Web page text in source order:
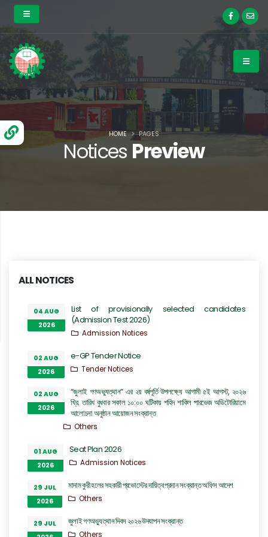
Notices Preview
HOME PAGES
ALL NOTICES
04 AUG
2026
List of provisionally selected candidates
(Admission Test 2026)
Admission Notices
02 AUG
2026
e-GP Tender Notice
Tender Notices
02 AUG
2026
“জুলাই গণঅভ্যুত্থান” এর ২য় বর্ষপূর্তি উপলক্ষ্যে আগামী ৫ই আগস্ট, ২০২৬
খ্রি. তারিখ বুধবার সকাল ১০:০০ ঘটিকায় শহিদ শাকিল পারভেজ অডিটোরিয়ামে
আলোচনা অনুষ্ঠান আয়োজন সংক্রান্ত
Others
01 AUG
2026
Seat Plan 2026
Admission Notices
29 JUL
2026
মাদাম কুরী হলের সহকারী প্রভোস্টের দায়িত্ব প্রদান সংক্রান্ত অফিস আদেশ
Others
29 JUL
জুলাই গণঅভ্যুত্থান দিবস ২০২৬ উদযাপন সংক্রান্ত
Others